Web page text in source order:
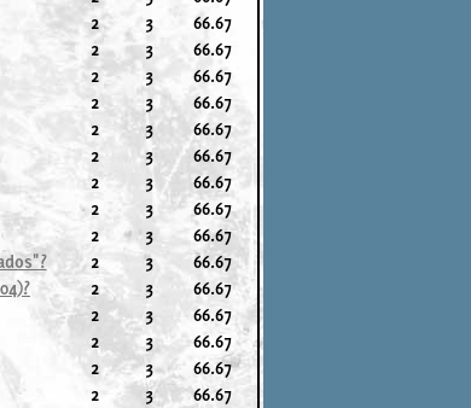
2 3
66.67
2 3
66.67
2 3
66.67
2 3
66.67
2 3
66.67
2 3
66.67
2 3
66.67
2 3
66.67
2 3
66.67
2 3
66.67
2 3
66.67
2 3
66.67
2 3
66.67
2 3
66.67
2 3
66.67